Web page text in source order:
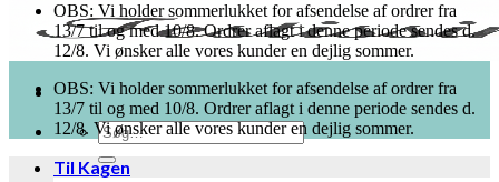
Søg
efter:
OBS: Vi holder sommerlukket for afsendelse af ordrer fra
13/7 til og med 10/8. Ordrer aflagt i denne periode sendes d.
12/8. Vi ønsker alle vores kunder en dejlig sommer.
OBS: Vi holder sommerlukket for afsendelse af ordrer fra
13/7 til og med 10/8. Ordrer aflagt i denne periode sendes d.
12/8. Vi ønsker alle vores kunder en dejlig sommer.
Til Kagen